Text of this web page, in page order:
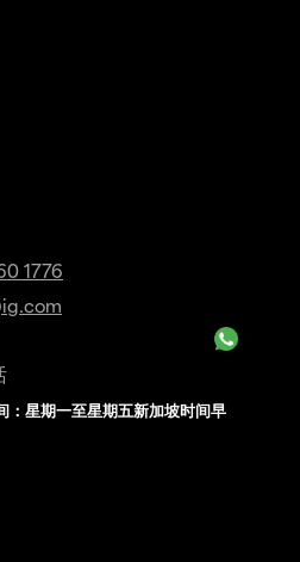
1776
：星期一至星期五新加坡时间早